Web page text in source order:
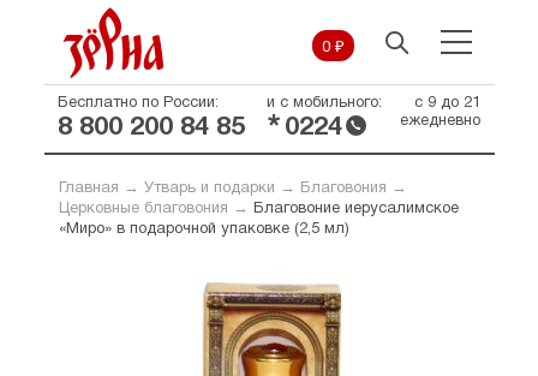
0 ₽
Бесплатно по России:
8 800 200 84 85
и с мобильного:
* 0224
с 9 до 21
ежедневно
Главная → Утварь и подарки → Благовония →
Церковные благовония →
Благовоние иерусалимское
«Миро» в подарочной упаковке (2,5 мл)